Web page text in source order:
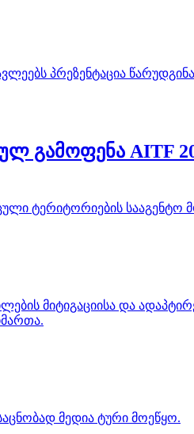
პრეზენტაცია
გამოფენა AITF
ტერიტორიების სააგენტო
მიტიგაციისა და
მედია ტური მოეწყო.